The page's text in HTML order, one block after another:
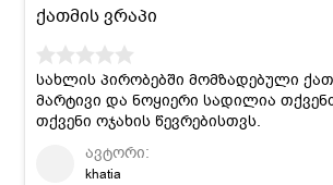
ქათმის ვრაპი
სახლის პირობებში მომზადებული
მარტივი და ნოყიერი სადილია
თქვენი ოჯახის წევრებისთვს.
ავტორი:
khatia